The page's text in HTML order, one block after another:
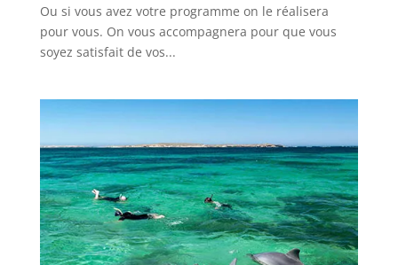
Ou si vous avez votre programme on le réalisera
pour vous. On vous accompagnera pour que vous
soyez satisfait de vos...